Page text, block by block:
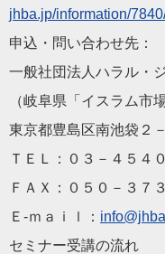
jhba.jp/information/78
申込・問い合わせ先：
一般社団法人ハラル・
（岐阜県「イスラム市
東京都豊島区南池袋２
ＴＥＬ：０３－４５４
ＦＡＸ：０５０－３７
Ｅ-ｍａｉｌ：
セミナー受講の流れ